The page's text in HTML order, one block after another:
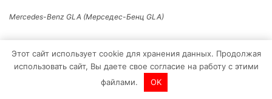
Mercedes-Benz GLA (Мерседес-Бенц GLA)
сочетает в себе черты спортивного купе и нрав
настоящего внедорожника. Автомобиль предложит
массу опций — от стеклянной панорамной кровли, до
Этот сайт использует cookie для хранения данных. Продолжая
использовать сайт, Вы даете свое согласие на работу с этими
файлами.
OK